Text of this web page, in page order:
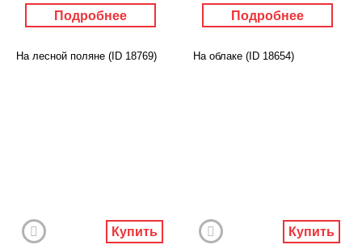
Подробнее Подробнее
На лесной поляне (ID 18769)
Купить
На облаке (ID 18654)
Купить